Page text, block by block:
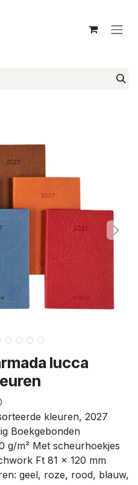
lucca
kleuren, 2027
Boekgebonden
g/m² Met scheurhoekjes
Ft 81 x 120 mm
geel, roze, rood, blauw,